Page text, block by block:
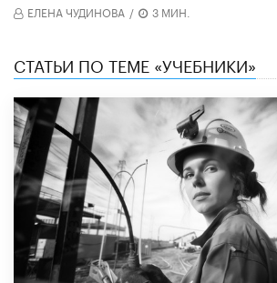
ЕЛЕНА ЧУДИНОВА / 3 МИН.
СТАТЬИ ПО ТЕМЕ «УЧЕБНИКИ»